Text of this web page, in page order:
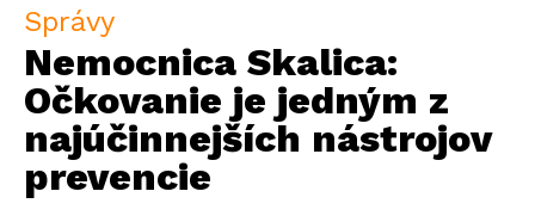
Správy
Nemocnica Skalica:
Očkovanie je jedným z
najúčinnejších nástrojov
prevencie